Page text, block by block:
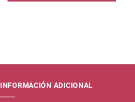
INFORMACIÓN ADICIONAL